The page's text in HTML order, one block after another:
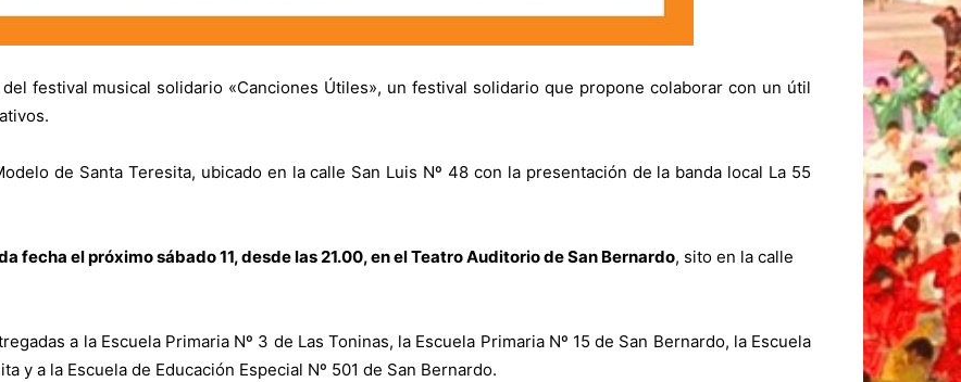
festival musical solidario «Canciones Útiles», un festival solidario que propone colaborar con un útil
de Santa Teresita, ubicado en la calle San Luis Nº 48 con la presentación de la banda local La 55
fecha el próximo sábado 11, desde las 21.00, en el Teatro Auditorio de San Bernardo, sito en la calle
a la Escuela Primaria Nº 3 de Las Toninas, la Escuela Primaria Nº 15 de San Bernardo, la Escuela
y a la Escuela de Educación Especial Nº 501 de San Bernardo.